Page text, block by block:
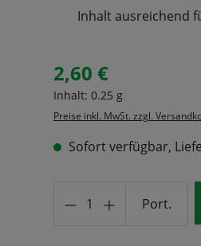
Inhalt ausreichend
Regulärer Preis:
2,60 €
Inhalt: 0.25 g
Preise inkl. MwSt. zzgl.
Sofort verfügbar,
Produkt
Port.